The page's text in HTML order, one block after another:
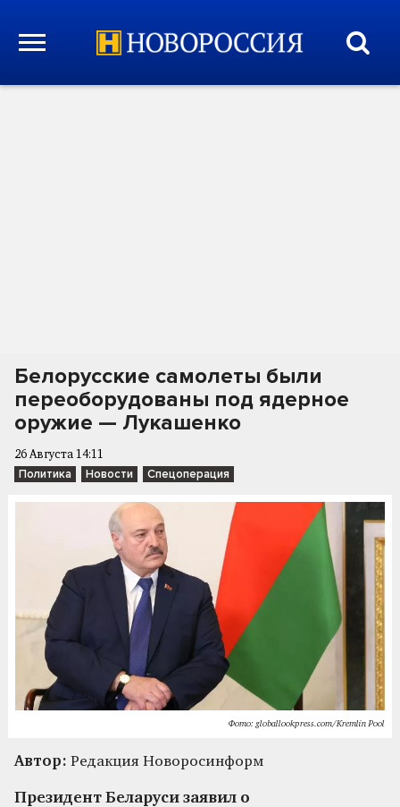
Белорусские самолеты были
переоборудованы под ядерное
оружие — Лукашенко
26 Августа 14:11
Политика Новости Спецоперация
Фото: globallookpress.com/Kremlin Pool
Автор: Редакция Новоросинформ
Президент Беларуси заявил о